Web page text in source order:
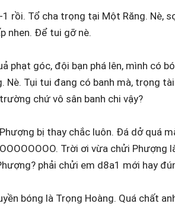
rồi. Tổ cha trọng tại Một Răng. Nè,
nhen. Để tui gỡ nè.
phạt góc, đội bạn phá lên, mình có
Nè. Tụi tui đang có banh mà, trọng
chứ vô sân banh chi vậy?
bị thay chắc luôn. Đá dở quá
Trời ơi vừa chửi Phượng
phải chửi em d8a1 mới hay
bóng là Trọng Hoàng. Quá chất